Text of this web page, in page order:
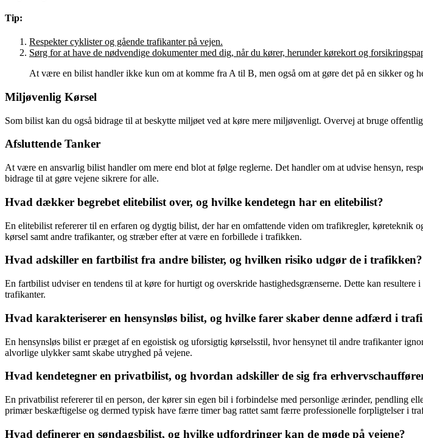
Tip:
Respekter cyklister og gående trafikanter på vejen.
Sørg for at have de nødvendige dokumenter med dig, når du kører, herunder kørekort og
At være en bilist handler ikke kun om at komme fra A til B, men også om at gøre det på en sikker og
Miljøvenlig Kørsel
Som bilist kan du også bidrage til at beskytte miljøet ved at køre mere miljøvenligt. Overvej at bruge
Afsluttende Tanker
At være en ansvarlig bilist handler om mere end blot at følge reglerne. Det handler om at udvise hensyn,
bidrage til at gøre vejene sikrere for alle.
Hvad dækker begrebet elitebilist over, og hvilke kendetegn har en elitebilist?
En elitebilist refererer til en erfaren og dygtig bilist, der har en omfattende viden om trafikregler, køreteknik
kørsel samt andre trafikanter, og stræber efter at være en forbillede i trafikken.
Hvad adskiller en fartbilist fra andre bilister, og hvilken risiko udgør de i trafikken?
En fartbilist udviser en tendens til at køre for hurtigt og overskride hastighedsgrænserne. Dette kan
trafikanter.
Hvad karakteriserer en hensynsløs bilist, og hvilke farer skaber denne adfærd i
En hensynsløs bilist er præget af en egoistisk og uforsigtig kørselsstil, hvor hensynet til andre trafikanter
alvorlige ulykker samt skabe utryghed på vejene.
Hvad kendetegner en privatbilist, og hvordan adskiller de sig fra
En privatbilist refererer til en person, der kører sin egen bil i forbindelse med personlige ærinder, pendling
primær beskæftigelse og dermed typisk have færre timer bag rattet samt færre professionelle forpligtelser i
Hvad definerer en søndagsbilist, og hvilke udfordringer kan de møde på vejene?